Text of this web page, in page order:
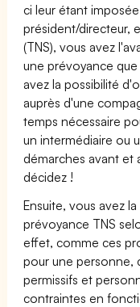
ci leur étant
président/directeur,
(TNS), vous avez
une prévoyance
avez la possibilité
auprès d'une
temps nécessaire
un intermédiaire ou
démarches avant et
décidez !
Ensuite, vous avez
prévoyance TNS
effet, comme ces
pour une personne,
permissifs et
contraintes en